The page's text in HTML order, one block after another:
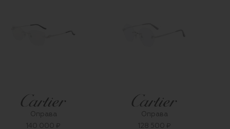
Оправа
140 000 ₽
Оправа
128 500 ₽